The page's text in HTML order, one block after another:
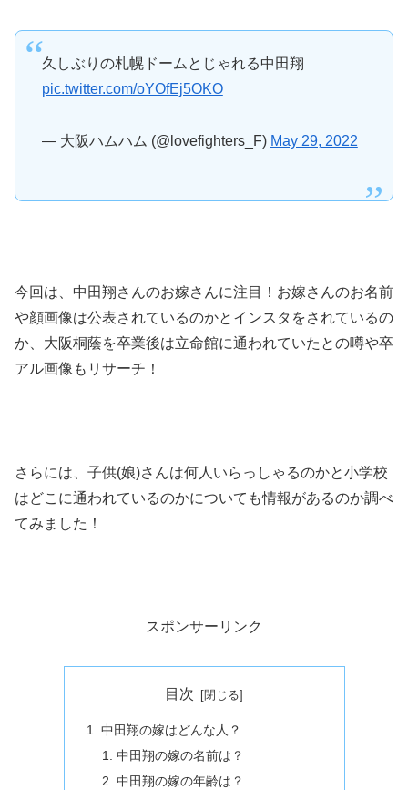
久しぶりの札幌ドームとじゃれる中田翔
pic.twitter.com/oYOfEj5OKO
— 大阪ハムハム (@lovefighters_F) May 29, 2022
今回は、中田翔さんのお嫁さんに注目！お嫁さんのお名前
や顔画像は公表されているのかとインスタをされているの
か、大阪桐蔭を卒業後は立命館に通われていたとの噂や卒
アル画像もリサーチ！
さらには、子供(娘)さんは何人いらっしゃるのかと小学校
はどこに通われているのかについても情報があるのか調べ
てみました！
スポンサーリンク
目次
中田翔の嫁はどんな人？
中田翔の嫁の名前は？
中田翔の嫁の年齢は？